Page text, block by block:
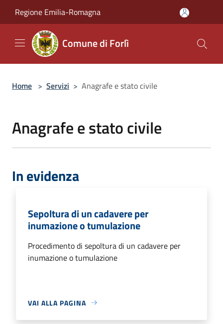
Regione Emilia-Romagna
Comune di Forlì
Home > Servizi > Anagrafe e stato civile
Anagrafe e stato civile
In evidenza
Sepoltura di un cadavere per
inumazione o tumulazione
Procedimento di sepoltura di un cadavere per
inumazione o tumulazione
VAI ALLA PAGINA